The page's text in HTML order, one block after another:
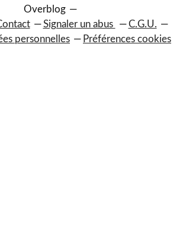
Overblog
Signaler un abus
C.G.U.
personnelles
Préférences cookies